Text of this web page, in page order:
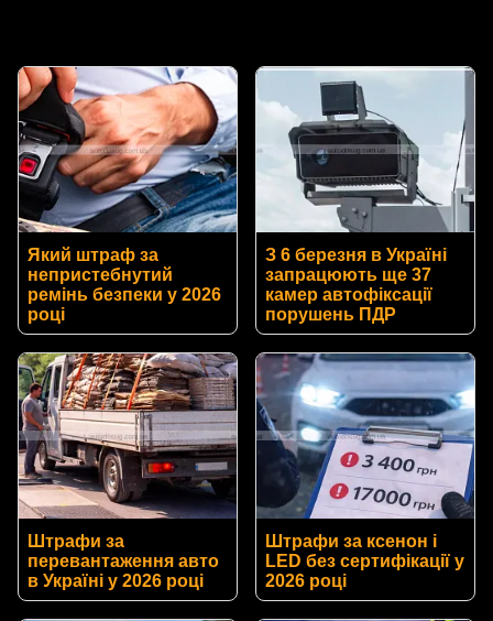
Який штраф за
непристебнутий
ремінь безпеки у 2026
році
З 6 березня в Україні
запрацюють ще 37
камер автофіксації
порушень ПДР
Штрафи за
перевантаження авто
в Україні у 2026 році
Штрафи за ксенон і
LED без сертифікації у
2026 році